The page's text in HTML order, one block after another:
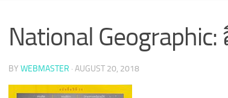
National
BY WEBMASTER · AUGUST 20, 2018